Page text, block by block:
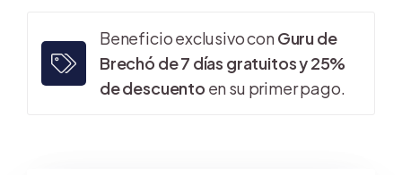
Beneficio exclusivo conGuru de
Brechó de 7 días gratuitos y 25%
de descuento en su primer pago.